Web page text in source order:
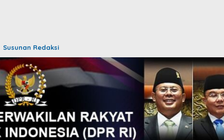
Susunan Redaksi